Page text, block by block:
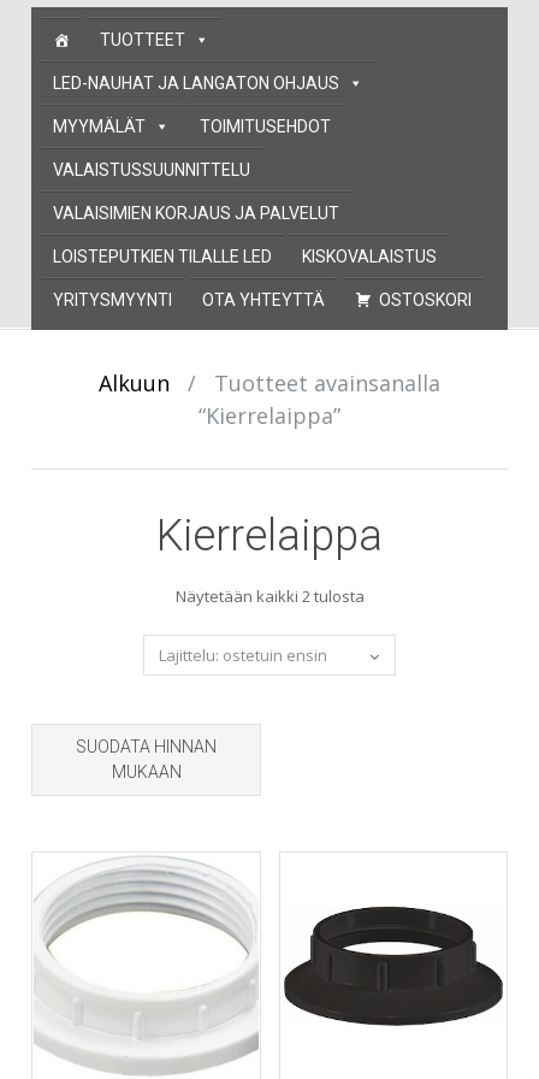
Skip
content
TUOTTEET
LED-NAUHAT JA LANGATON OHJAUS
MYYMÄLÄT TOIMITUSEHDOT
VALAISTUSSUUNNITTELU
VALAISIMIEN KORJAUS JA PALVELUT
LOISTEPUTKIEN TILALLE LED KISKOVALAISTUS
YRITYSMYYNTI OTA YHTEYTTÄ OSTOSKORI
Alkuun /
Tuotteet avainsanalla
“Kierrelaippa”
Kierrelaippa
Näytetään kaikki 2 tulostaSorted
by
popularity
SUODATA HINNAN
MUKAAN